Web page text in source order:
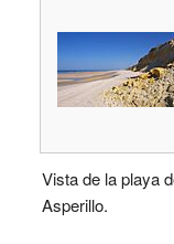
Vista de la playa
Asperillo.